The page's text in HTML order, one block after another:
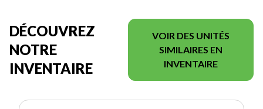
DÉCOUVREZ
NOTRE
INVENTAIRE
VOIR DES UNITÉS
SIMILAIRES EN
INVENTAIRE